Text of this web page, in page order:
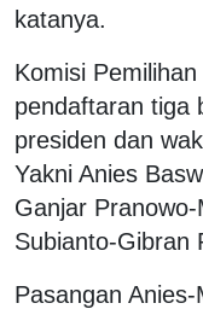
katanya.
Komisi
pendaftaran tiga
presiden dan
Yakni Anies
Ganjar
Subianto-Gibran
Pasangan